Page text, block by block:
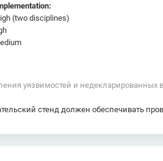
(two disciplines)
уязвимостей и
стенд должен обеспечивать